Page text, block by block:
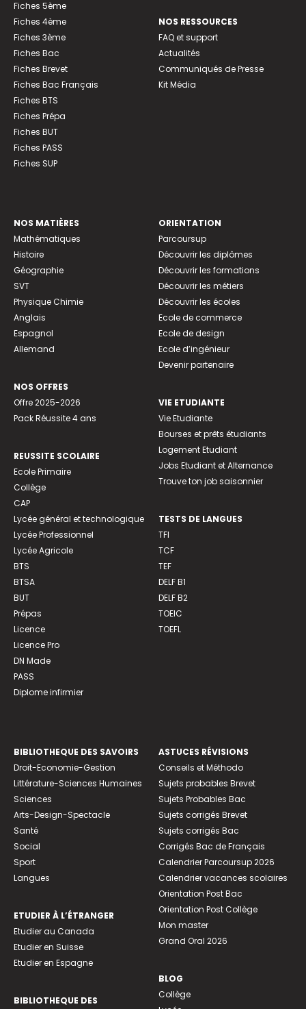
Fiches 5ème
Fiches 4ème
Fiches 3ème
Fiches Bac
Fiches Brevet
Fiches Bac Français
Fiches BTS
Fiches Prépa
Fiches BUT
Fiches PASS
Fiches SUP
NOS RESSOURCES
FAQ et support
Actualités
Communiqués de Presse
Kit Média
NOS MATIÈRES
Mathématiques
Histoire
Géographie
SVT
Physique Chimie
Anglais
Espagnol
Allemand
NOS OFFRES
Offre 2025-2026
Pack Réussite 4 ans
REUSSITE SCOLAIRE
Ecole Primaire
Collège
CAP
Lycée général et technologique
Lycée Professionnel
Lycée Agricole
BTS
BTSA
BUT
Prépas
Licence
Licence Pro
DN Made
PASS
Diplome infirmier
ORIENTATION
Parcoursup
Découvrir les diplômes
Découvrir les formations
Découvrir les métiers
Découvrir les écoles
Ecole de commerce
Ecole de design
Ecole d’ingénieur
Devenir partenaire
VIE ETUDIANTE
Vie Etudiante
Bourses et prêts étudiants
Logement Etudiant
Jobs Etudiant et Alternance
Trouve ton job saisonnier
TESTS DE LANGUES
TFI
TCF
TEF
DELF B1
DELF B2
TOEIC
TOEFL
BIBLIOTHEQUE DES SAVOIRS
Droit-Economie-Gestion
Littérature-Sciences Humaines
Sciences
Arts-Design-Spectacle
Santé
Social
Sport
Langues
ETUDIER À L’ÉTRANGER
Etudier au Canada
Etudier en Suisse
Etudier en Espagne
BIBLIOTHEQUE DES
ASTUCES RÉVISIONS
Conseils et Méthodo
Sujets probables Brevet
Sujets Probables Bac
Sujets corrigés Brevet
Sujets corrigés Bac
Corrigés Bac de Français
Calendrier Parcoursup 2026
Calendrier vacances scolaires
Orientation Post Bac
Orientation Post Collège
Mon master
Grand Oral 2026
BLOG
Collège